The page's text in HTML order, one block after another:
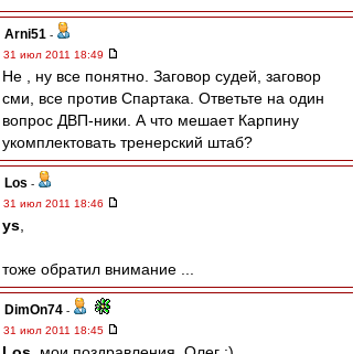
Arni51 -
31 июл 2011 18:49
Не , ну все понятно. Заговор судей, заговор
сми, все против Спартака. Ответьте на один
вопрос ДВП-ники. А что мешает Карпину
укомплектовать тренерский штаб?
Los -
31 июл 2011 18:46
ys
тоже обратил внимание ...
DimOn74 -
31 июл 2011 18:45